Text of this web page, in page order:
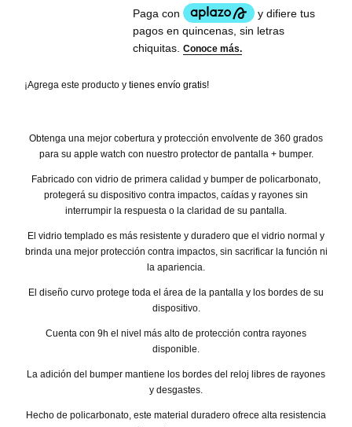
¡Agrega este producto y tienes envío gratis!
Obtenga una mejor cobertura y protección envolvente de 360 grados
para su apple watch con nuestro protector de pantalla + bumper.
Fabricado con vidrio de primera calidad y bumper de policarbonato,
protegerá su dispositivo contra impactos, caídas y rayones sin
interrumpir la respuesta o la claridad de su pantalla.
El vidrio templado es más resistente y duradero que el vidrio normal y
brinda una mejor protección contra impactos, sin sacrificar la función ni
la apariencia.
El diseño curvo protege toda el área de la pantalla y los bordes de su
dispositivo.
Cuenta con 9h el nivel más alto de protección contra rayones
disponible.
La adición del bumper mantiene los bordes del reloj libres de rayones
y desgastes.
Hecho de policarbonato, este material duradero ofrece alta resistencia